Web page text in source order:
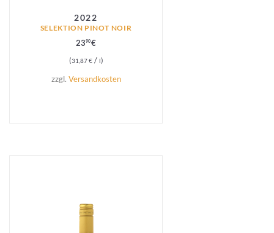
2022
SELEKTION PINOT NOIR
2390€
31,87€/ l
zzgl. Versandkosten